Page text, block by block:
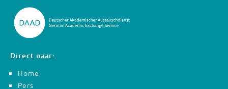
Direct naar:
Home
Pers